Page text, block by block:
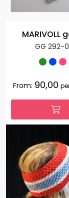
MARIVOLL
GG 292-
From: 90,00